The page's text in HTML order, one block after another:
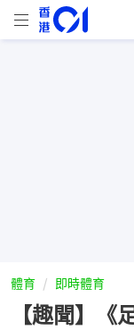
體育 即時體育
【趣聞】